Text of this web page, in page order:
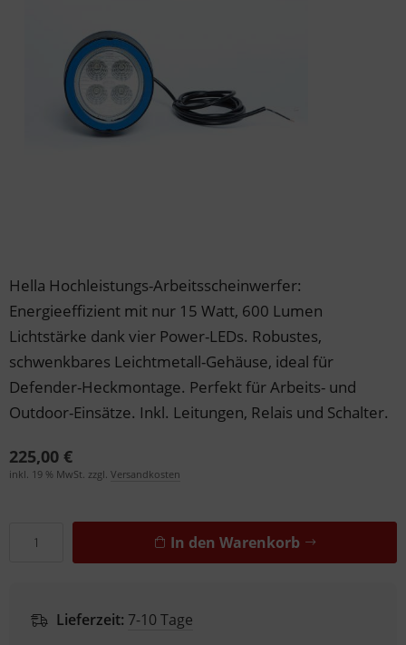
Hella Hochleistungs-Arbeitsscheinwerfer:
Energieeffizient mit nur 15 Watt, 600 Lumen
Lichtstärke dank vier Power-LEDs. Robustes,
schwenkbares Leichtmetall-Gehäuse, ideal für
Defender-Heckmontage. Perfekt für Arbeits- und
Outdoor-Einsätze. Inkl. Leitungen, Relais und Schalter.
225,00 €
inkl. 19 % MwSt. zzgl. Versandkosten
In den Warenkorb
Lieferzeit: 7-10 Tage